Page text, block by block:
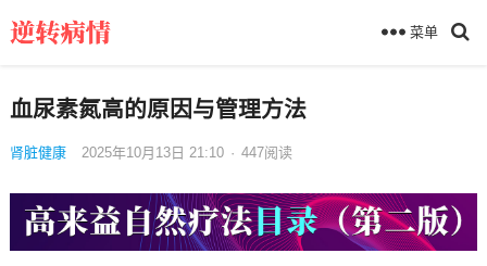
菜单
血尿素氮高的原因与管理方法
肾脏健康 2025年10月13日 21:10 · 447阅读